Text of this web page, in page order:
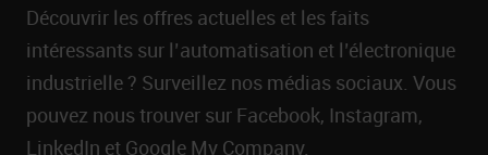
Découvrir les offres actuelles et les faits
intéressants sur l’automatisation et l’électronique
industrielle ? Surveillez nos médias sociaux. Vous
pouvez nous trouver sur Facebook, Instagram,
LinkedIn et Google My Company.